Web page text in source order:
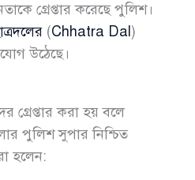
গ্রেপ্তার করেছে পুলিশ।
(Chhatra Dal)
উঠেছে।
গ্রেপ্তার করা হয় বলে
পুলিশ সুপার নিশ্চিত
হলেন: